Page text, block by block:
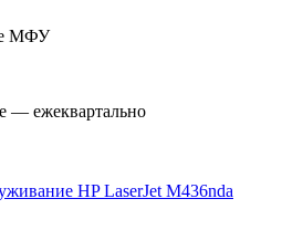
МФУ
— ежеквартально
HP LaserJet M436nda